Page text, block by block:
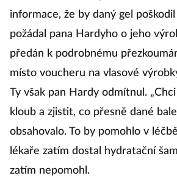
informace, že by daný gel poškodil
požádal pana Hardyho o jeho
předán k podrobnému
místo voucheru na vlasové
Ty však pan Hardy odmítnul.
kloub a zjistit, co přesně dané
obsahovalo. To by pomohlo v
lékaře zatím dostal hydratační
zatím nepomohl.